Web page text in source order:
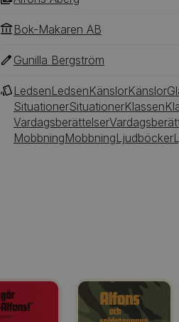
Bok-Makaren AB
Gunilla Bergström
LedsenLedsenKänslorKänslor
SituationerSituationerKlassen
Vardagsberättelser
MobbningMobbningLjudböcker